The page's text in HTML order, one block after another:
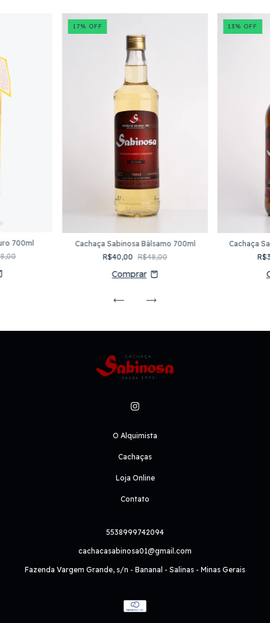
700ml
17% OFF
Cachaça Sabinosa Bálsamo 700ml
R$40,00 R$48,00
13% OFF
Cachaça
O Alquimista
Cachaças
Loja Online
Contato
5538999742094
cachacasabinosa01@gmail.com
Fazenda Vargem Grande, s/n - Bananal - Salinas - Minas Gerais